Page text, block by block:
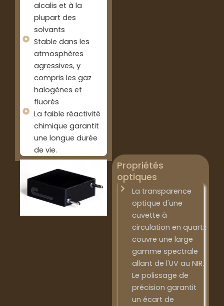
alcalis et à la
plupart des
solvants
Stable dans les
atmosphères
agressives, y
compris les gaz
halogènes et
fluorés
La faible réactivité
chimique garantit
une longue durée
de vie.
Propriétés
optiques
La transparence
optique d'une
cuvette à
circulation en quartz
couvre une large
gamme spectrale
allant de l'UV au NIR.
Le polissage de
précision garantit
un écart de